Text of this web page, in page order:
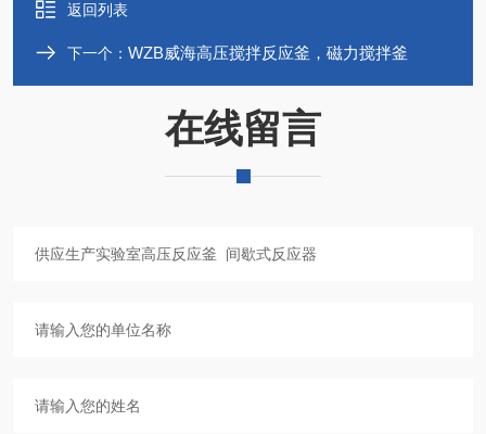
返回列表
下一个： WZB威海高压搅拌反应釜，磁力搅拌釜
在线留言